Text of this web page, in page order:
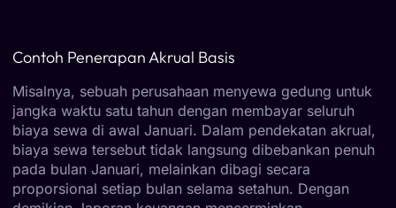
Contoh Penerapan Akrual Basis
Misalnya, sebuah perusahaan menyewa gedung untuk
jangka waktu satu tahun dengan membayar seluruh
biaya sewa di awal Januari. Dalam pendekatan akrual,
biaya sewa tersebut tidak langsung dibebankan penuh
pada bulan Januari, melainkan dibagi secara
proporsional setiap bulan selama setahun. Dengan